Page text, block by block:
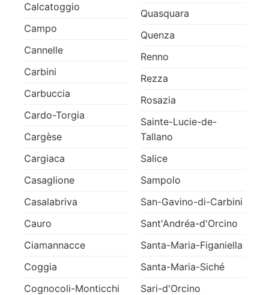
Calcatoggio
Campo
Cannelle
Carbini
Carbuccia
Cardo-Torgia
Cargèse
Cargiaca
Casaglione
Casalabriva
Cauro
Ciamannacce
Coggia
Cognocoli-Monticchi
Quasquara
Quenza
Renno
Rezza
Rosazia
Sainte-Lucie-de-
Tallano
Salice
Sampolo
San-Gavino-di-Carbini
Sant'Andréa-d'Orcino
Santa-Maria-Figaniella
Santa-Maria-Siché
Sari-d'Orcino